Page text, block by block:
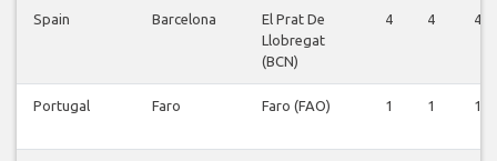
Spain Barcelona
El Prat De
Llobregat
(BCN)
4 4 4
Portugal Faro Faro (FAO) 1 1 1